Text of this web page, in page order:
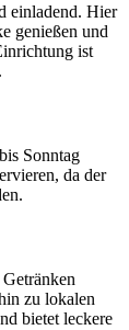
einladend. Hier
genießen und
ist
Sonntag
da der
zu lokalen
bietet leckere